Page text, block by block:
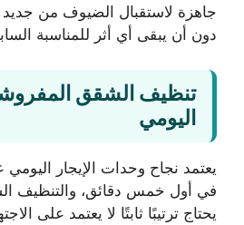
جاهزة لاستقبال الضيوف من
دون أن يبقى أي أثر للمناسبة
تنظيف الشقق المفروشة
اليومي
يعتمد نجاح وحدات الإيجار
في أول خمس دقائق، والتنظيف
يحتاج ترتيبًا ثابتًا لا يعتمد على